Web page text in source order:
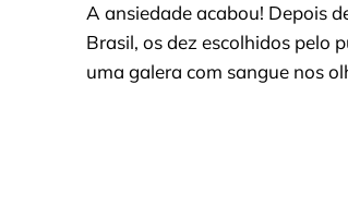
A ansiedade acabou! Depois
Brasil, os dez escolhidos pelo
uma galera com sangue nos